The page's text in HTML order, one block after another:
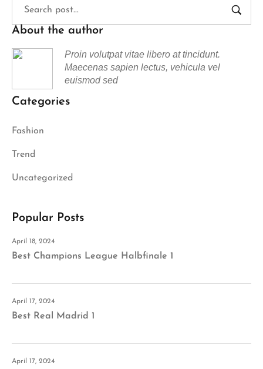
About the author
Proin volutpat vitae libero at tincidunt.
Maecenas sapien lectus, vehicula vel
euismod sed
Categories
Fashion
Trend
Uncategorized
Popular Posts
April 18, 2024
Best Champions League Halbfinale 1
April 17, 2024
Best Real Madrid 1
April 17, 2024